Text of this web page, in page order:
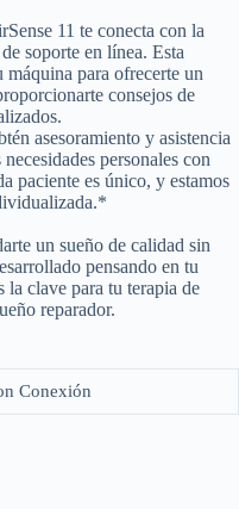
11 te conecta con la
soporte en línea. Esta
para ofrecerte un
consejos de
asesoramiento y asistencia
personales con
paciente es único, y estamos
un sueño de calidad sin
pensando en tu
la clave para tu terapia de
reparador.
Conexión